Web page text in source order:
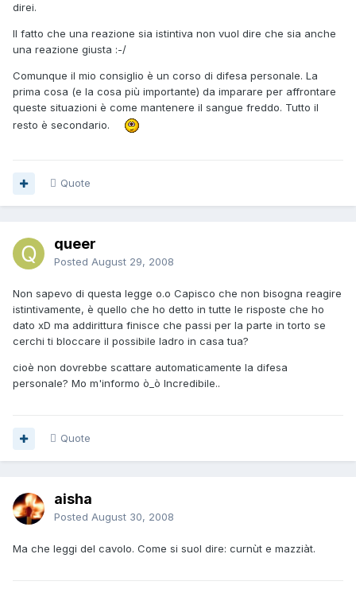
direi.
Il fatto che una reazione sia istintiva non vuol dire che sia anche
una reazione giusta :-/
Comunque il mio consiglio è un corso di difesa personale. La
prima cosa (e la cosa più importante) da imparare per affrontare
queste situazioni è come mantenere il sangue freddo. Tutto il
resto è secondario.
Quote
queer
Posted August 29, 2008
Non sapevo di questa legge o.o Capisco che non bisogna reagire
istintivamente, è quello che ho detto in tutte le risposte che ho
dato xD ma addirittura finisce che passi per la parte in torto se
cerchi ti bloccare il possibile ladro in casa tua?
cioè non dovrebbe scattare automaticamente la difesa
personale? Mo m'informo ò_ò Incredibile..
Quote
aisha
Posted August 30, 2008
Ma che leggi del cavolo. Come si suol dire: curnùt e mazziàt.